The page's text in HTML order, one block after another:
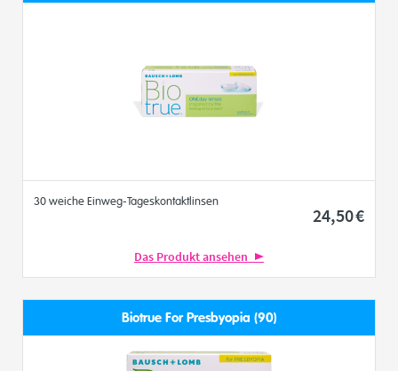
30 weiche Einweg-Tageskontaktlinsen
24,50€
Das Produkt ansehen
Biotrue For Presbyopia (90)